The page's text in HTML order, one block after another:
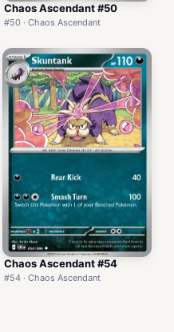
Chaos Ascendant #50
#50 · Chaos Ascendant
Chaos Ascendant #54
#54 · Chaos Ascendant